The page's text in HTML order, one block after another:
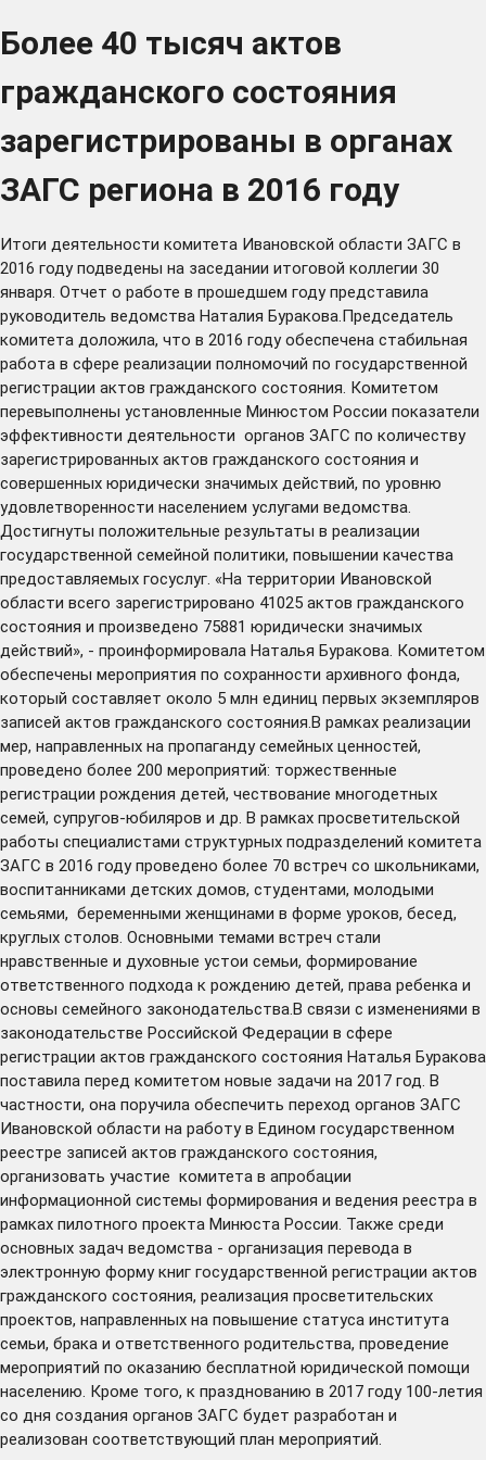
Более 40 тысяч актов
гражданского состояния
зарегистрированы в органах
ЗАГС региона в 2016 году
Итоги деятельности комитета Ивановской области ЗАГС в
2016 году подведены на заседании итоговой коллегии 30
января. Отчет о работе в прошедшем году представила
руководитель ведомства Наталия Буракова.Председатель
комитета доложила, что в 2016 году обеспечена стабильная
работа в сфере реализации полномочий по государственной
регистрации актов гражданского состояния. Комитетом
перевыполнены установленные Минюстом России показатели
эффективности деятельности органов ЗАГС по количеству
зарегистрированных актов гражданского состояния и
совершенных юридически значимых действий, по уровню
удовлетворенности населением услугами ведомства.
Достигнуты положительные результаты в реализации
государственной семейной политики, повышении качества
предоставляемых госуслуг. «На территории Ивановской
области всего зарегистрировано 41025 актов гражданского
состояния и произведено 75881 юридически значимых
действий», - проинформировала Наталья Буракова. Комитетом
обеспечены мероприятия по сохранности архивного фонда,
который составляет около 5 млн единиц первых экземпляров
записей актов гражданского состояния.В рамках реализации
мер, направленных на пропаганду семейных ценностей,
проведено более 200 мероприятий: торжественные
регистрации рождения детей, чествование многодетных
семей, супругов-юбиляров и др. В рамках просветительской
работы специалистами структурных подразделений комитета
ЗАГС в 2016 году проведено более 70 встреч со школьниками,
воспитанниками детских домов, студентами, молодыми
семьями, беременными женщинами в форме уроков, бесед,
круглых столов. Основными темами встреч стали
нравственные и духовные устои семьи, формирование
ответственного подхода к рождению детей, права ребенка и
основы семейного законодательства.В связи с изменениями в
законодательстве Российской Федерации в сфере
регистрации актов гражданского состояния Наталья Буракова
поставила перед комитетом новые задачи на 2017 год. В
частности, она поручила обеспечить переход органов ЗАГС
Ивановской области на работу в Едином государственном
реестре записей актов гражданского состояния,
организовать участие комитета в апробации
информационной системы формирования и ведения реестра в
рамках пилотного проекта Минюста России. Также среди
основных задач ведомства - организация перевода в
электронную форму книг государственной регистрации актов
гражданского состояния, реализация просветительских
проектов, направленных на повышение статуса института
семьи, брака и ответственного родительства, проведение
мероприятий по оказанию бесплатной юридической помощи
населению. Кроме того, к празднованию в 2017 году 100-летия
со дня создания органов ЗАГС будет разработан и
реализован соответствующий план мероприятий.